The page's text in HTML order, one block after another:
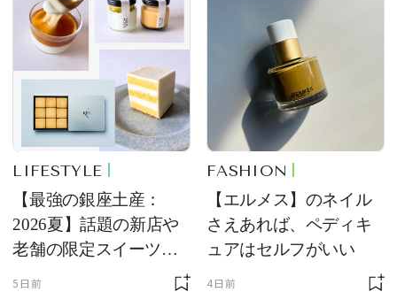
LIFESTYLE
【最強の銀座土産：
2026夏】話題の新店や
老舗の限定スイーツを
ゲット【＃SPURおやつ
5日前
FASHION
【エルメス】のネイル
さえあれば、ペディキ
ュアはセルフがいい
4日前